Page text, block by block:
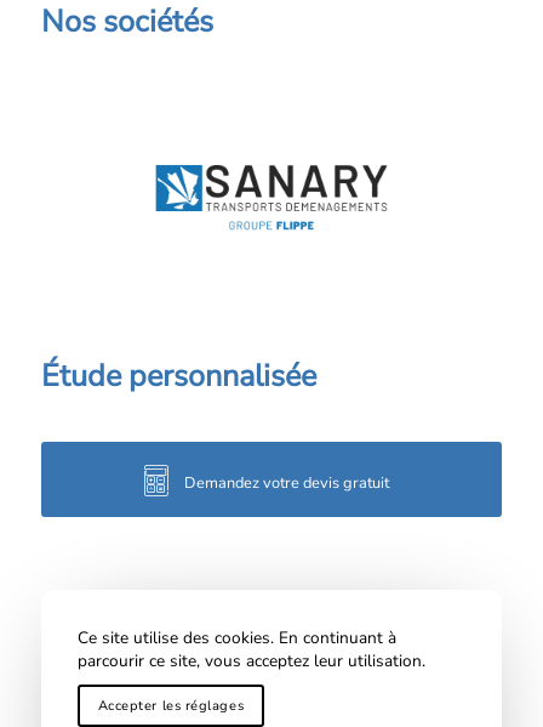
Nos sociétés
Étude personnalisée
Demandez votre devis gratuit
© Copyright - Sanary Transports Déménagements
Toutes nos
prestations
Couverture
géographique
Mentions
Légales
Politique de
confidentialité
Ce site utilise des cookies. En continuant à
parcourir ce site, vous acceptez leur utilisation.
Accepter les réglages